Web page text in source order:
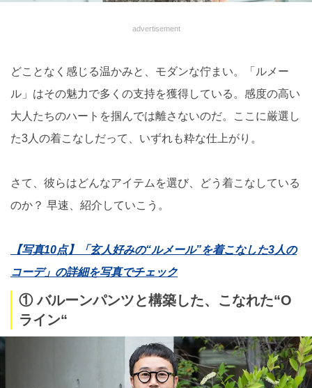
advertisement
どことなく感じる温かみと、モダンな佇まい。「ルメー
ル」はその魅力で多くの支持を獲得している。感度の高い
大人たちのハートを掴んでは離さないのだ。ここに厳選し
た3人の着こなしだって、いずれも粋な仕上がり。
さて、彼らはどんなアイテムを選び、どう着こなしている
のか？ 早速、紹介していこう。
【写真10点】「玄人好みの“ルメール”を着こなした3人の
コーデ」の詳細を写真でチェック
① バルーンパンツと構築した、こなれた“O
ライン“